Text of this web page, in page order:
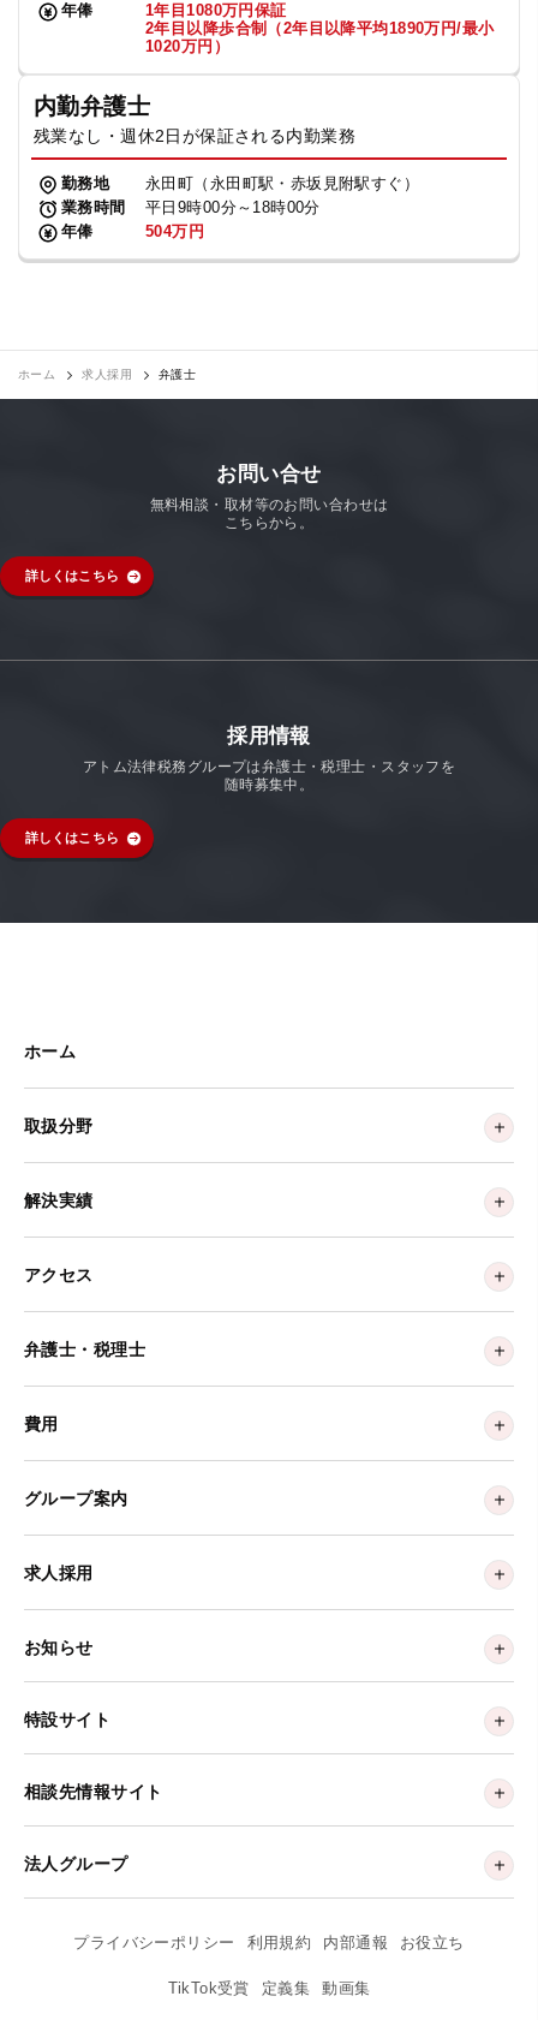
年俸
1年目1080万円保証
2年目以降歩合制（2年目以降平均1890万円/最小
1020万円）
内勤弁護士
残業なし・週休2日が保証される内勤業務
勤務地
永田町（永田町駅・赤坂見附駅すぐ）
業務時間
平日9時00分～18時00分
年俸
504万円
ホーム 求人採用 弁護士
お問い合せ
無料相談・取材等のお問い合わせは
こちらから。
詳しくはこちら
採用情報
アトム法律税務グループは弁護士・税理士・スタッフを
随時募集中。
詳しくはこちら
ホーム
取扱分野
解決実績
アクセス
弁護士・税理士
費用
グループ案内
求人採用
お知らせ
特設サイト
相談先情報サイト
法人グループ
プライバシーポリシー 利用規約 内部通報 お役立ち
TikTok受賞 定義集 動画集